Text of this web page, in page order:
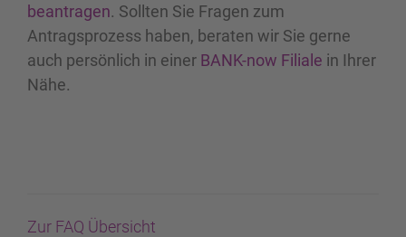
beantragen. Sollten Sie Fragen zum
Antragsprozess haben, beraten wir Sie gerne
auch persönlich in einer BANK-now Filiale in Ihrer
Nähe.
Zur FAQ Übersicht